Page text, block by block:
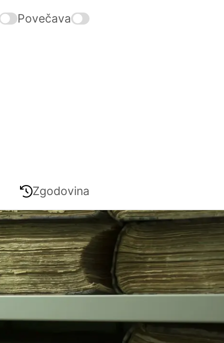
Povečava
Zgodovina